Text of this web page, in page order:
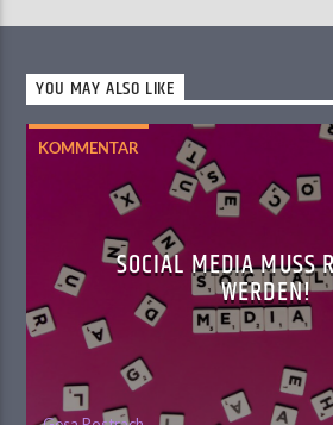
YOU MAY ALSO LIKE
KOMMENTAR
SOCIAL MEDIA MUSS
WERDEN!